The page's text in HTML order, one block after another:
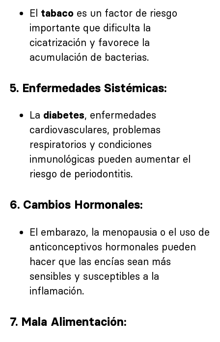
El tabaco es un factor de riesgo
importante que dificulta la
cicatrización y favorece la
acumulación de bacterias.
5. Enfermedades Sistémicas:
La diabetes, enfermedades
cardiovasculares, problemas
respiratorios y condiciones
inmunológicas pueden aumentar el
riesgo de periodontitis.
6. Cambios Hormonales:
El embarazo, la menopausia o el uso de
anticonceptivos hormonales pueden
hacer que las encías sean más
sensibles y susceptibles a la
inflamación.
7. Mala Alimentación: